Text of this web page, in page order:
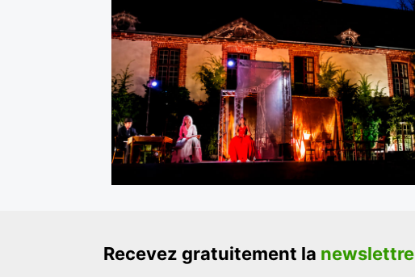
Recevez gratuitement la newslettre